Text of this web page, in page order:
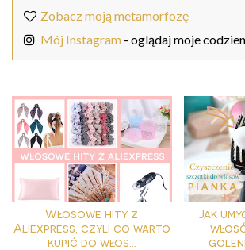
Zobacz moją metamorfozę
Mój Instagram - oglądaj moje
Włosowe hity z
Aliexpress, czyli co warto
kupić do włos...
Jak